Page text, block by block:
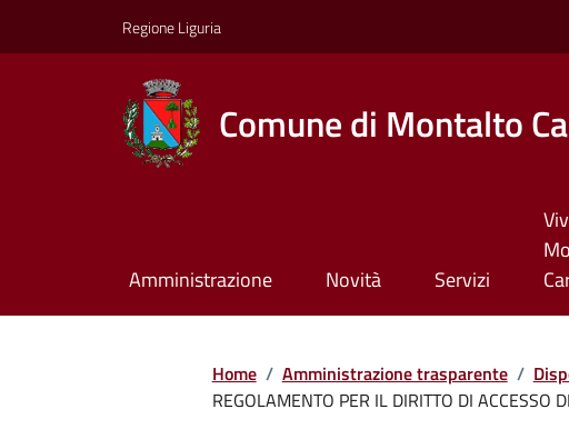
Regione Liguria
Comune di Montalto
Amministrazione Novità Servizi
Home / Amministrazione trasparente /
REGOLAMENTO PER IL DIRITTO DI ACCESSO